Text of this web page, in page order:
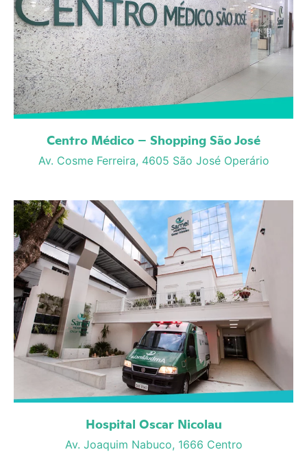
Centro Médico – Shopping São José
Av. Cosme Ferreira, 4605 São José Operário
Hospital Oscar Nicolau
Av. Joaquim Nabuco, 1666 Centro